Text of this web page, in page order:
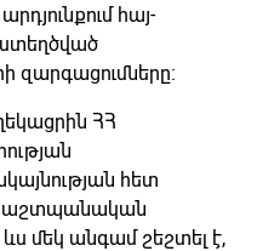
հայ-
զարգացումները։
ՀՀ
հետ
պաշտպանական
մեկ անգամ շեշտել է,